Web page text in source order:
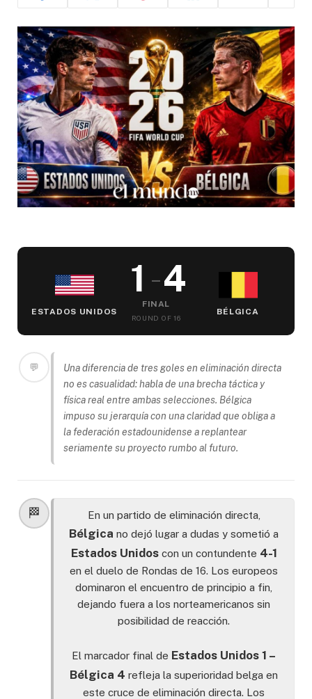
ESTADOS UNIDOS
1 –4
FINAL
ROUND OF 16
BÉLGICA
💬
Una diferencia de tres goles en eliminación directa
no es casualidad: habla de una brecha táctica y
física real entre ambas selecciones. Bélgica
impuso su jerarquía con una claridad que obliga a
la federación estadounidense a replantear
seriamente su proyecto rumbo al futuro.
🏁 En un partido de eliminación directa,
Bélgica no dejó lugar a dudas y sometió a
Estados Unidoscon un contundente 4-1
en el duelo de Rondas de 16. Los europeos
dominaron el encuentro de principio a fin,
dejando fuera a los norteamericanos sin
posibilidad de reacción.
El marcador final de Estados Unidos 1 –
Bélgica 4 refleja la superioridad belga en
este cruce de eliminación directa. Los